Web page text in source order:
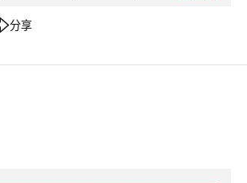
分享